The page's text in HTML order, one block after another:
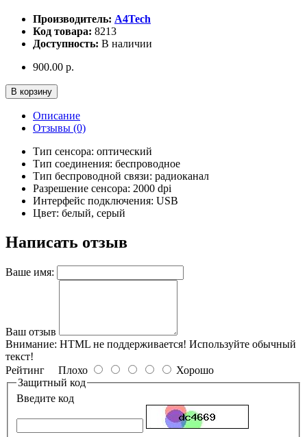
Производитель: A4Tech
Код товара: 8213
Доступность: В наличии
900.00 р.
В корзину
Описание
Отзывы (0)
Тип сенсора: оптический
Тип соединения: беспроводное
Тип беспроводной связи: радиоканал
Разрешение сенсора: 2000 dpi
Интерфейс подключения: USB
Цвет: белый, серый
Написать отзыв
Ваше имя:
Ваш отзыв
Внимание: HTML не поддерживается! Используйте обычный
текст!
Рейтинг Плохо
Хорошо
Защитный код
Введите код